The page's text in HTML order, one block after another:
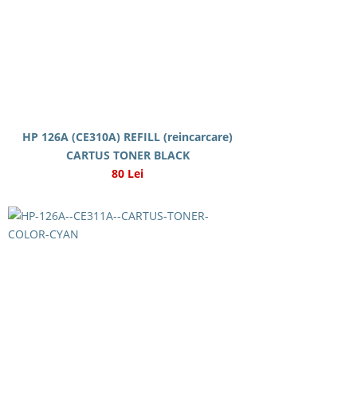
HP 126A (CE310A) REFILL (reincarcare)
CARTUS TONER BLACK
80 Lei